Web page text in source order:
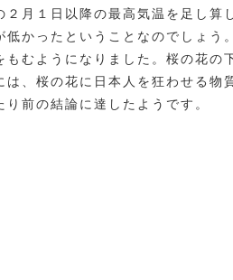
２月１日以降の最高気温を足し算
低かったということなのでしょう
もむようになりました。桜の花の
は、桜の花に日本人を狂わせる物
り前の結論に達したようです。